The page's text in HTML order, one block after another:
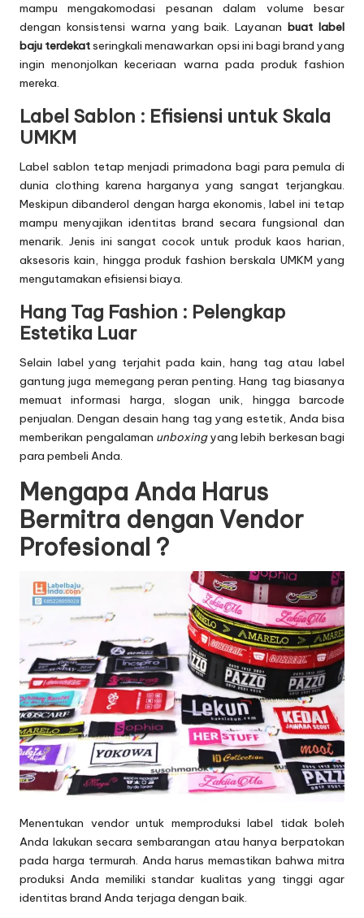
mampu mengakomodasi pesanan dalam volume besar
dengan konsistensi warna yang baik. Layananbuat label
baju terdekatseringkali menawarkan opsi ini bagi brand yang
ingin menonjolkan keceriaan warna pada produk fashion
mereka.
Label Sablon : Efisiensi untuk Skala
UMKM
Label sablon tetap menjadi primadona bagi para pemula di
dunia clothing karena harganya yang sangat terjangkau.
Meskipun dibanderol dengan harga ekonomis, label ini tetap
mampu menyajikan identitas brand secara fungsional dan
menarik. Jenis ini sangat cocok untuk produk kaos harian,
aksesoris kain, hingga produk fashion berskala UMKM yang
mengutamakan efisiensi biaya.
Hang Tag Fashion : Pelengkap
Estetika Luar
Selain label yang terjahit pada kain, hang tag atau label
gantung juga memegang peran penting. Hang tag biasanya
memuat informasi harga, slogan unik, hingga barcode
penjualan. Dengan desain hang tag yang estetik, Anda bisa
memberikan pengalaman unboxingyang lebih berkesan bagi
para pembeli Anda.
Mengapa Anda Harus
Bermitra dengan Vendor
Profesional ?
Menentukan vendor untuk memproduksi label tidak boleh
Anda lakukan secara sembarangan atau hanya berpatokan
pada harga termurah. Anda harus memastikan bahwa mitra
produksi Anda memiliki standar kualitas yang tinggi agar
identitas brand Anda terjaga dengan baik.